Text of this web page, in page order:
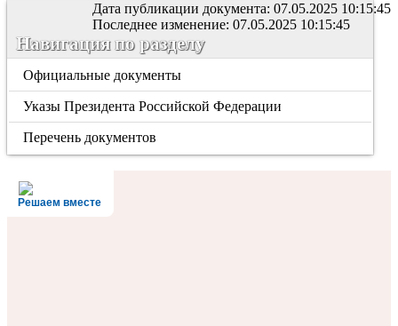
Дата публикации документа: 07.05.2025 10:15:45
Последнее изменение: 07.05.2025 10:15:45
Навигация по разделу
Официальные документы
Указы Президента Российской Федерации
Перечень документов
Решаем вместе